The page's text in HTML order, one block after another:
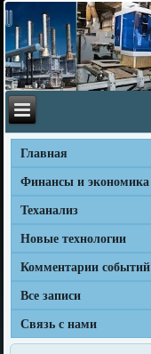
Главная
Финансы и экономика
Теханализ
Новые технологии
Комментарии событий
Все записи
Связь с нами